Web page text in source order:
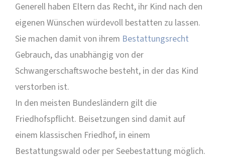
Generell haben Eltern das Recht, ihr Kind nach den
eigenen Wünschen würdevoll bestatten zu lassen.
Sie machen damit von ihrem Bestattungsrecht
Gebrauch, das unabhängig von der
Schwangerschaftswoche besteht, in der das Kind
verstorben ist.
In den meisten Bundesländern gilt die
Friedhofspflicht. Beisetzungen sind damit auf
einem klassischen Friedhof, in einem
Bestattungswald oder per Seebestattung möglich.